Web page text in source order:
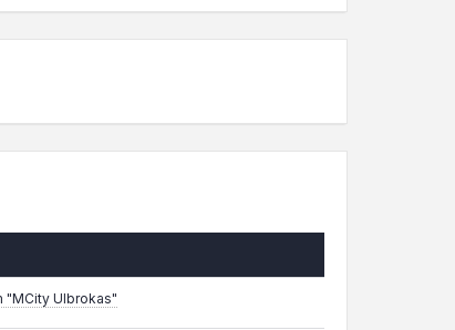
"MCity Ulbrokas"